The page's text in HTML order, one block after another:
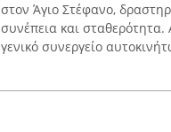
στον Άγιο Στέφανο,
συνέπεια και σταθερότητα.
γενικό συνεργείο